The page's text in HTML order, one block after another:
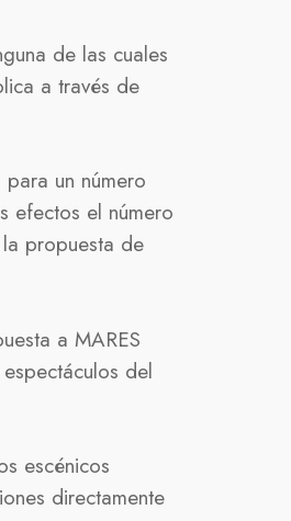
de las cuales
a través de
un número
efectos el número
propuesta de
a MARES
del
escénicos
directamente